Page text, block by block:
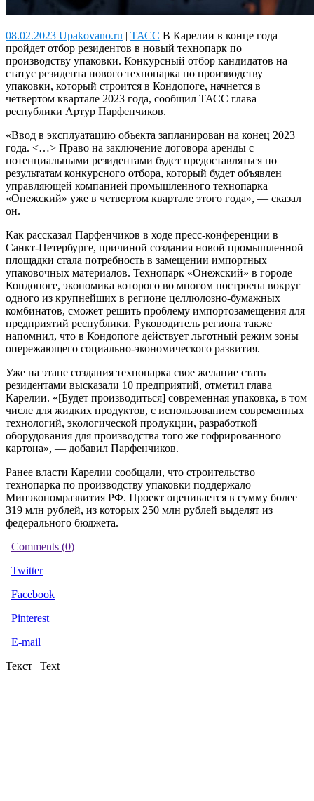
08.02.2023 Upakovano.ru | ТАСС В Карелии в конце года
пройдет отбор резидентов в новый технопарк по
производству упаковки. Конкурсный отбор кандидатов на
статус резидента нового технопарка по производству
упаковки, который строится в Кондопоге, начнется в
четвертом квартале 2023 года, сообщил ТАСС глава
республики Артур Парфенчиков.
«Ввод в эксплуатацию объекта запланирован на конец 2023
года. <…> Право на заключение договора аренды с
потенциальными резидентами будет предоставляться по
результатам конкурсного отбора, который будет объявлен
управляющей компанией промышленного технопарка
«Онежский» уже в четвертом квартале этого года», — сказал
он.
Как рассказал Парфенчиков в ходе пресс-конференции в
Санкт-Петербурге, причиной создания новой промышленной
площадки стала потребность в замещении импортных
упаковочных материалов. Технопарк «Онежский» в городе
Кондопоге, экономика которого во многом построена вокруг
одного из крупнейших в регионе целлюлозно-бумажных
комбинатов, сможет решить проблему импортозамещения для
предприятий республики. Руководитель региона также
напомнил, что в Кондопоге действует льготный режим зоны
опережающего социально-экономического развития.
Уже на этапе создания технопарка свое желание стать
резидентами высказали 10 предприятий, отметил глава
Карелии. «[Будет производиться] современная упаковка, в том
числе для жидких продуктов, с использованием современных
технологий, экологической продукции, разработкой
оборудования для производства того же гофрированного
картона», — добавил Парфенчиков.
Ранее власти Карелии сообщали, что строительство
технопарка по производству упаковки поддержало
Минэкономразвития РФ. Проект оценивается в сумму более
319 млн рублей, из которых 250 млн рублей выделят из
федерального бюджета.
Comments (0)
Twitter
Facebook
Pinterest
E-mail
Текст | Text